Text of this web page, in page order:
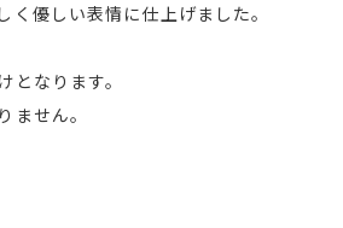
優しい表情に仕上げました。
なります。
せん。